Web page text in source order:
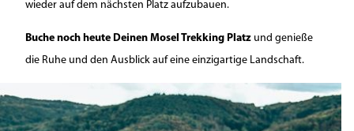
wieder auf dem nächsten Platz aufzubauen.
Buche noch heute Deinen Mosel Trekking Platz und genieße
die Ruhe und den Ausblick auf eine einzigartige Landschaft.